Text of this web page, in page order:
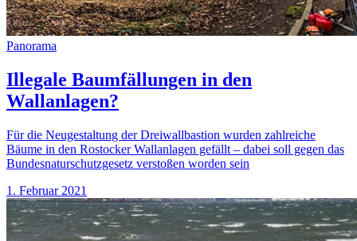
Panorama
Illegale Baumfällungen in den
Wallanlagen?
Für die Neugestaltung der Dreiwallbastion wurden zahlreiche
Bäume in den Rostocker Wallanlagen gefällt – dabei soll gegen das
Bundesnaturschutzgesetz verstoßen worden sein
1. Februar 2021